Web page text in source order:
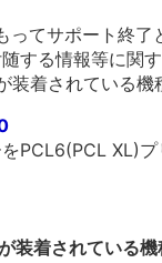
てサポート終了
する情報等に関
装着されている
PCL6(PCL XL)
装着されている